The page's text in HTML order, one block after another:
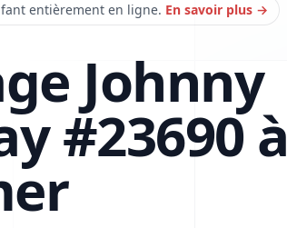
entièrement en ligne. En savoir plus →
Johnny
#23690 à